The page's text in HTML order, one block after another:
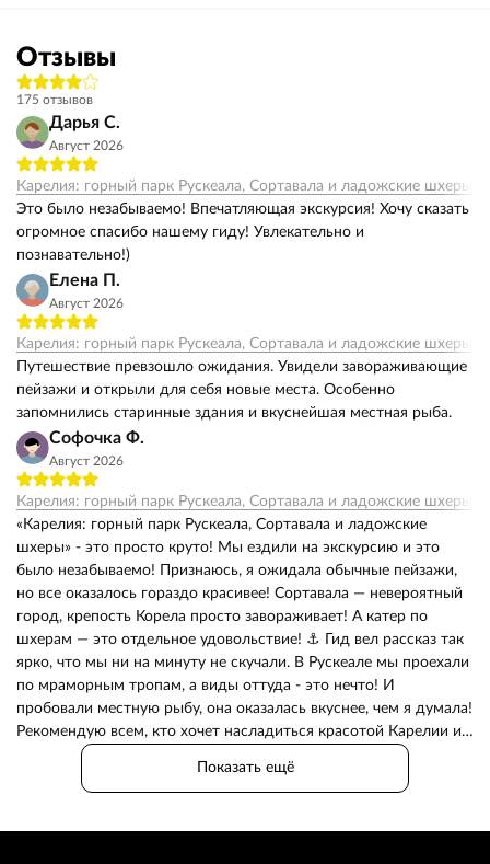
Отзывы
175 отзывов
Дарья С.
Август 2026
Карелия: горный парк Рускеала, Сортавала и ладожские шхеры
Это было незабываемо! Впечатляющая экскурсия! Хочу сказать
огромное спасибо нашему гиду! Увлекательно и
познавательно!)
Елена П.
Август 2026
Карелия: горный парк Рускеала, Сортавала и ладожские шхеры
Путешествие превзошло ожидания. Увидели завораживающие
пейзажи и открыли для себя новые места. Особенно
запомнились старинные здания и вкуснейшая местная рыба.
Софочка Ф.
Август 2026
Карелия: горный парк Рускеала, Сортавала и ладожские шхеры
«Карелия: горный парк Рускеала, Сортавала и ладожские
шхеры» - это просто круто! Мы ездили на экскурсию и это
было незабываемо! Признаюсь, я ожидала обычные пейзажи,
но все оказалось гораздо красивее! Сортавала — невероятный
город, крепость Корела просто завораживает! А катер по
шхерам — это отдельное удовольствие! ⚓ Гид вел рассказ так
ярко, что мы ни на минуту не скучали. В Рускеале мы проехали
по мраморным тропам, а виды оттуда - это нечто! И
пробовали местную рыбу, она оказалась вкуснее, чем я думала!
Рекомендую всем, кто хочет насладиться красотой Карелии и
узнать её историю!
Показать ещё